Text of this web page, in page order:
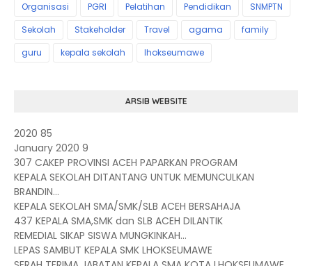
Organisasi
PGRI Pelatihan Pendidikan
SNMPTN
Sekolah
Stakeholder Travel agama
family
guru
kepala sekolah lhokseumawe
ARSIB WEBSITE
2020 85
January 2020 9
307 CAKEP PROVINSI ACEH PAPARKAN PROGRAM
KEPALA SEKOLAH DITANTANG UNTUK MEMUNCULKAN
BRANDIN...
KEPALA SEKOLAH SMA/SMK/SLB ACEH BERSAHAJA
437 KEPALA SMA,SMK dan SLB ACEH DILANTIK
REMEDIAL SIKAP SISWA MUNGKINKAH...
LEPAS SAMBUT KEPALA SMK LHOKSEUMAWE